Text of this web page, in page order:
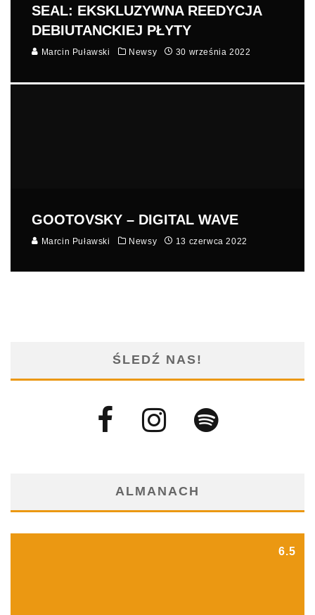
SEAL: EKSKLUZYWNA REEDYCJA
DEBIUTANCKIEJ PŁYTY
Marcin Puławski Newsy 30 września 2022
GOOTOVSKY – DIGITAL WAVE
Marcin Puławski Newsy 13 czerwca 2022
ŚLEDŹ NAS!
ALMANACH
6.5